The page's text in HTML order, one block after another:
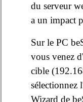
du serveur
a un impact
Sur le PC
vous venez
cible
sélectionnez
Wizard de